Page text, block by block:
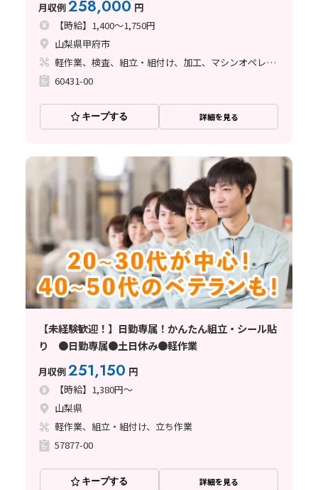
月収例258,000 円
【時給】1,400～1,750円
山梨県甲府市
軽作業、検査、組立・組付け、加工、マシンオペレーター、清掃・洗浄、ハンダ付け、立ち作業
60431-00
キープする 詳細を見る
【未経験歓迎！】日勤専属！かんたん組立・シール貼
り ●日勤専属●土日休み●軽作業
月収例251,150 円
【時給】1,380円～
山梨県
軽作業、組立・組付け、立ち作業
57877-00
キープする 詳細を見る